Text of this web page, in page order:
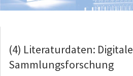
(4) Literaturdaten: Digitale
Sammlungsforschung